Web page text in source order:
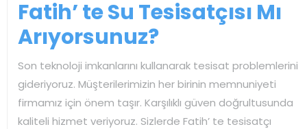
Fatih’ te Su Tesisatçısı Mı
Arıyorsunuz?
Son teknoloji imkanlarını kullanarak tesisat problemlerini
gideriyoruz. Müşterilerimizin her birinin memnuniyeti
firmamız için önem taşır. Karşılıklı güven doğrultusunda
kaliteli hizmet veriyoruz. Sizlerde Fatih’ te tesisatçı